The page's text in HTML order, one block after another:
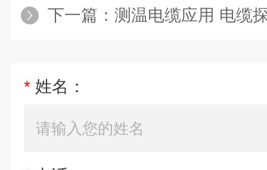
下一篇： 测温电缆应用 电缆
* 姓名：